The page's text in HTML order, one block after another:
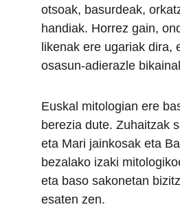
otsoak, basurdeak,
handiak. Horrez gain,
likenak ere ugariak dira,
osasun-adierazle
Euskal mitologian ere
berezia dute. Zuhaitzak
eta Mari jainkosak eta
bezalako izaki
eta baso sakonetan
esaten zen.